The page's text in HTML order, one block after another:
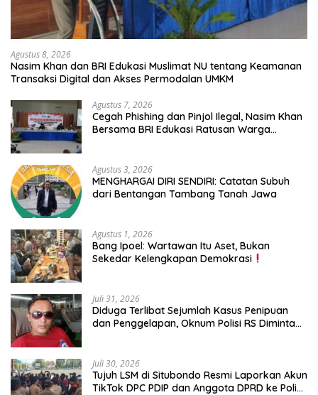
Agustus 8, 2026
Nasim Khan dan BRI Edukasi Muslimat NU tentang Keamanan
Transaksi Digital dan Akses Permodalan UMKM
Agustus 7, 2026
Cegah Phishing dan Pinjol Ilegal, Nasim Khan
Bersama BRI Edukasi Ratusan Warga
Agustus 3, 2026
MENGHARGAI DIRI SENDIRI: Catatan Subuh
dari Bentangan Tambang Tanah Jawa
Agustus 1, 2026
Bang Ipoel: Wartawan Itu Aset, Bukan
Sekedar Kelengkapan Demokrasi
Juli 31, 2026
Diduga Terlibat Sejumlah Kasus Penipuan
dan Penggelapan, Oknum Polisi RS Diminta
Juli 30, 2026
Tujuh LSM di Situbondo Resmi Laporkan Akun
TikTok DPC PDIP dan Anggota DPRD ke Polisi: